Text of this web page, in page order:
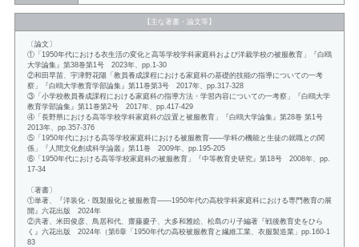
【主な著書・論文等】
〔論文〕
①「1950年代における衣生活の変化と高等学校学科家庭科および洋裁学校の被服教育」『白鴎
大学論集』第38巻第1号 2023年、pp.1-30
②和田早苗、宇津野花陽「教員養成課程における家庭科の基礎的技能の指導についての一考
察」『白鴎大学教育学部論集』第11巻第3号 2017年、pp.317-328
③「小学校教員養成課程における家庭科の指導方法・学習内容についての一考察」『白鴎大学
教育学部論集』第11巻第2号 2017年、pp.417-429
④「長野県における高等学校学科家庭科の設置と被服教育」『白鴎大学論集』第28巻 第1号
2013年、pp.357-376
⑤「1950年代における高等学校家庭科における被服教育――学科の機能と生徒の就職との関
係」『人間文化創成科学論叢』第11巻 2009年、pp.195-205
⑥「1950年代における高等学校家庭科の被服教育」『中等教育史研究』第18号 2008年、pp.
17-34
〔著書〕
①単著、『洋装化・既製服化と被服教育――1950年代の高校学科家庭科における専門教育の展
開』六花出版 2024年
②共著、米田俊彦、鳥居和代、齋藤慶子、大多和雅絵、松島のり子編著『戦後教育史をひら
く』六花出版 2024年（第6章「1950年代の高校被服教育と繊維工業、衣服製造業」pp.160-1
83